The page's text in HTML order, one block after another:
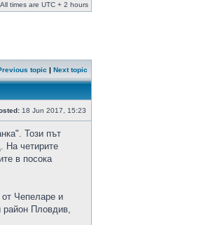
All times are UTC + 2 hours
topic | Next topic
18 Jun 2017, 15:23
Този път
На четирите
в посока
Чепеларе и
район Пловдив,